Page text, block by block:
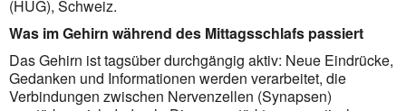
(HUG), Schweiz.
Was im Gehirn während des Mittagsschlafs passiert
Das Gehirn ist tagsüber durchgängig aktiv: Neue Eindrücke,
Gedanken und Informationen werden verarbeitet, die
Verbindungen zwischen Nervenzellen (Synapsen)